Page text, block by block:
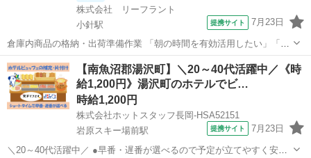
株式会社 リーフラント
小針駅
提携サイト 7月23日
倉庫内商品の格納・出荷準備作業 「朝の時間を有効活用したい」「体
を動かす仕事がしたい」 そんな方におすすめの、倉庫内での商品格
納・出荷準備作業のお仕事です！ ●仕事内容 物流倉庫内で、集品ライ
ン上にて蓄冷剤や緩衝材を投入...
新潟 新潟市 小針駅 その他
【南魚沼郡湯沢町】＼20～40代活躍中／《時
給1,200円》湯沢町のホテルでビ…
時給1,200円
株式会社ホットスタッフ長岡-HSA52151
岩原スキー場前駅
提携サイト 7月23日
＼20～40代活躍中／ ●早番・遅番が選べるので予定が立てやすく安定